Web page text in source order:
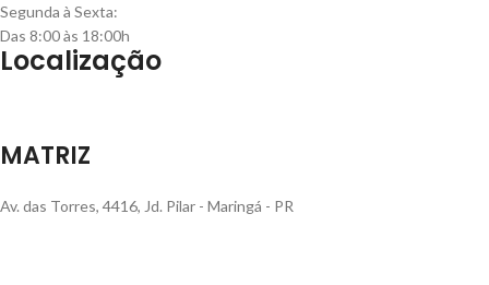
Segunda à Sexta:
Das 8:00 às 18:00h
Localização
MATRIZ
Av. das Torres, 4416, Jd. Pilar - Maringá - PR